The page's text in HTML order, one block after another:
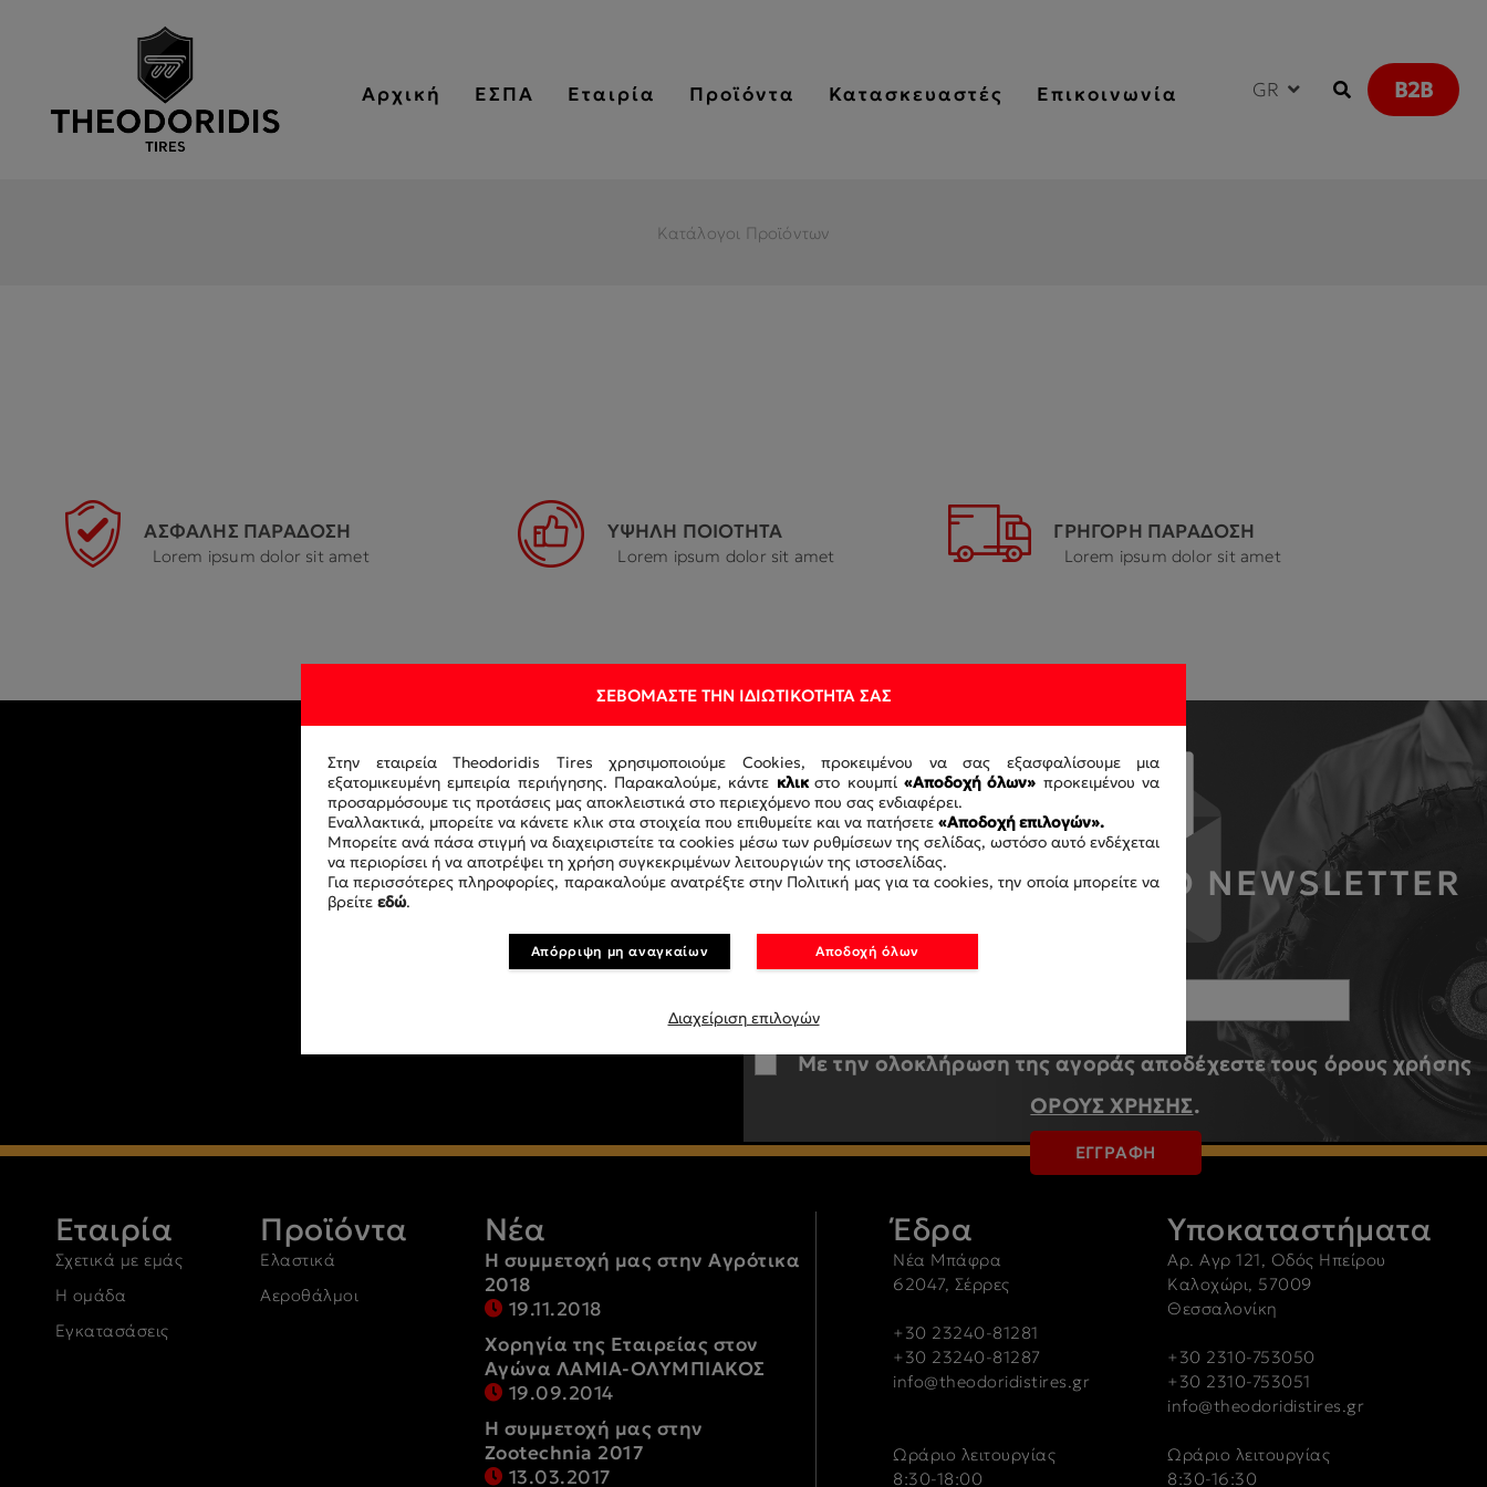
Αρχική ΕΣΠΑ Εταιρία Προϊόντα Κατασκευαστές Επικοινωνία GR B2B
Κατάλογοι Προϊόντων
ΑΣΦΑΛΗΣ ΠΑΡΑΔΟΣΗ
Lorem ipsum dolor sit amet
ΥΨΗΛΗ ΠΟΙΟΤΗΤΑ
Lorem ipsum dolor sit amet
ΓΡΗΓΟΡΗ ΠΑΡΑΔΟΣΗ
Lorem ipsum dolor sit amet
ΓΙΑ ΝΑ ΛΑΜΒΑΝΕΙΣ ΤΟ NEWSLETTER
Με την ολοκλήρωση της αγοράς αποδέχεστε τους όρους χρήσης
ΟΡΟΥΣ ΧΡΗΣΗΣ.
ΕΓΓΡΑΦΗ
Εταιρία
Σχετικά με εμάς
Η ομάδα
Εγκατασάσεις
Προϊόντα
Ελαστικά
Αεροθάλμοι
Νέα
Η συμμετοχή μας στην Αγρότικα
2018
19.11.2018
Χορηγία της Εταιρείας στον
Αγώνα ΛΑΜΙΑ-ΟΛΥΜΠΙΑΚΟΣ
19.09.2014
Η συμμετοχή μας στην
Zootechnia 2017
13.03.2017
Έδρα
Νέα Μπάφρα
62047, Σέρρες
+30 23240-81281
+30 23240-81287
info@theodoridistires.gr
Ωράριο λειτουργίας
8:30-18:00
Υποκαταστήματα
Αρ. Αγρ 121, Οδός Ηπείρου
Καλοχώρι, 57009
Θεσσαλονίκη
+30 2310-753050
+30 2310-753051
info@theodoridistires.gr
Ωράριο λειτουργίας
8:30-16:30
ΣΕΒΌΜΑΣΤΕ ΤΗΝ ΙΔΙΩΤΙΚΌΤΗΤΆ ΣΑΣ
Στην εταιρεία Theodoridis Tires χρησιμοποιούμε Cookies, προκειμένου να σας εξασφαλίσουμε μια
εξατομικευμένη εμπειρία περιήγησης. Παρακαλούμε, κάντε κλικστο κουμπί «Αποδοχή όλων» προκειμένου να
προσαρμόσουμε τις προτάσεις μας αποκλειστικά στο περιεχόμενο που σας ενδιαφέρει.
Εναλλακτικά, μπορείτε να κάνετε κλικ στα στοιχεία που επιθυμείτε και να πατήσετε «Αποδοχή επιλογών».
Μπορείτε ανά πάσα στιγμή να διαχειριστείτε τα cookies μέσω των ρυθμίσεων της σελίδας, ωστόσο αυτό ενδέχεται
να περιορίσει ή να αποτρέψει τη χρήση συγκεκριμένων λειτουργιών της ιστοσελίδας.
Για περισσότερες πληροφορίες, παρακαλούμε ανατρέξτε στην Πολιτική μας για τα cookies, την οποία μπορείτε να
βρείτε εδώ.
Απόρριψη μη αναγκαίων Αποδοχή όλων
Διαχείριση επιλογών